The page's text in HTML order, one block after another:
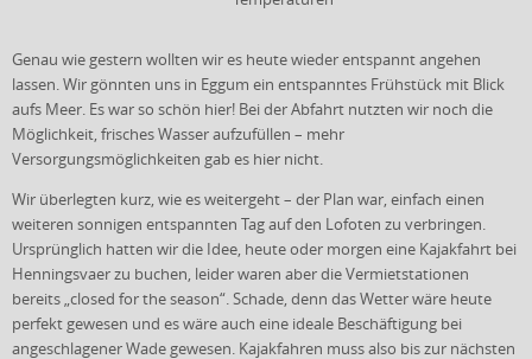
Genau wie gestern wollten wir es heute wieder entspannt angehen
lassen. Wir gönnten uns in Eggum ein entspanntes Frühstück mit Blick
aufs Meer. Es war so schön hier! Bei der Abfahrt nutzten wir noch die
Möglichkeit, frisches Wasser aufzufüllen – mehr
Versorgungsmöglichkeiten gab es hier nicht.
Wir überlegten kurz, wie es weitergeht – der Plan war, einfach einen
weiteren sonnigen entspannten Tag auf den Lofoten zu verbringen.
Ursprünglich hatten wir die Idee, heute oder morgen eine Kajakfahrt bei
Henningsvaer zu buchen, leider waren aber die Vermietstationen
bereits „closed for the season“. Schade, denn das Wetter wäre heute
perfekt gewesen und es wäre auch eine ideale Beschäftigung bei
angeschlagener Wade gewesen. Kajakfahren muss also bis zur nächsten